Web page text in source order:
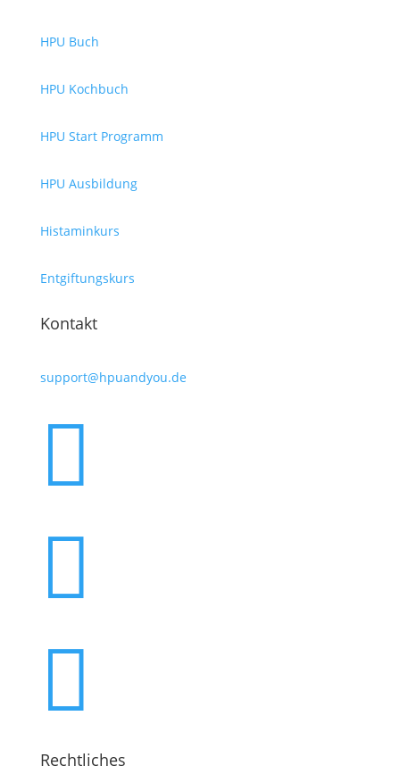
HPU Buch
HPU Kochbuch
HPU Start Programm
HPU Ausbildung
Histaminkurs
Entgiftungskurs
Kontakt
support@hpuandyou.de



Rechtliches